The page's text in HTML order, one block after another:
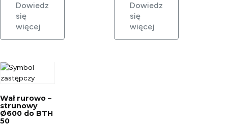
Dowiedz
się
więcej
Dowiedz
się
więcej
Wał rurowo –
strunowy
Ø600 do BTH
50